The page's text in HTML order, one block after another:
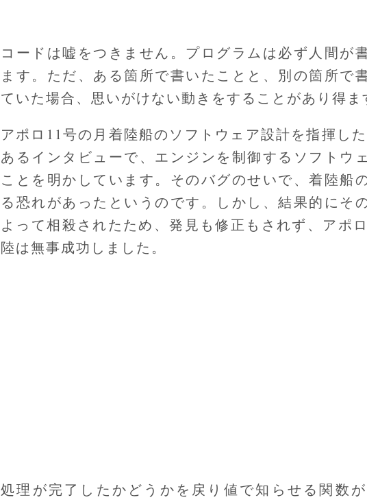
コードは嘘をつきません。プログラムは必ず人間が
ます。ただ、ある箇所で書いたことと、別の箇所で
ていた場合、思いがけない動きをすることがあり得ま
アポロ11号の月着陸船のソフトウェア設計を指揮し
あるインタビューで、エンジンを制御するソフトウ
ことを明かしています。そのバグのせいで、着陸船
る恐れがあったというのです。しかし、結果的にそ
よって相殺されたため、発見も修正もされず、アポ
陸は無事成功しました。
処理が完了したかどうかを戻り値で知らせる関数